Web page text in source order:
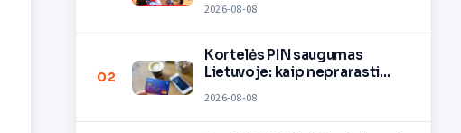
2026-08-08
02
Kortelės PIN saugumas
Lietuvoje: kaip neprarasti
2026-08-08